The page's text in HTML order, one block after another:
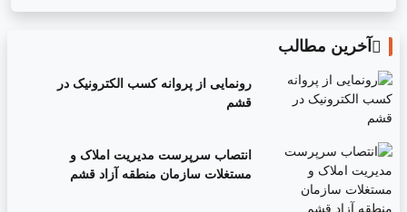
آخرین مطالب
رونمایی از پروانه کسب الکترونیک در
قشم
انتصاب سرپرست مدیریت املاک و
مستغلات سازمان منطقه آزاد قشم